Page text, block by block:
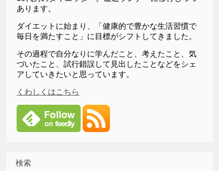
あります。
ダイエットに始まり、「健康的で豊かな生活習慣で
毎日を満たすこと」に目標がシフトしてきました。
その過程で自分なりに学んだこと、考えたこと、気
づいたこと、試行錯誤して見出したことなどをシェ
アしていきたいと思っています。
くわしくはこちら
検索